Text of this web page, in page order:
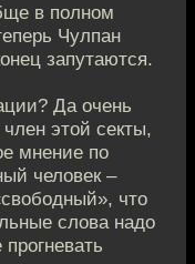
в полном
Чулпан
запутаются.
Да очень
этой секты,
мнение по
человек –
что
слова надо